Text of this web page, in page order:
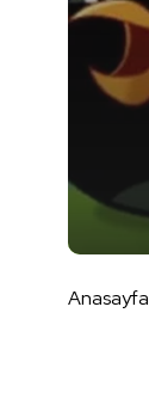
Anasayfa